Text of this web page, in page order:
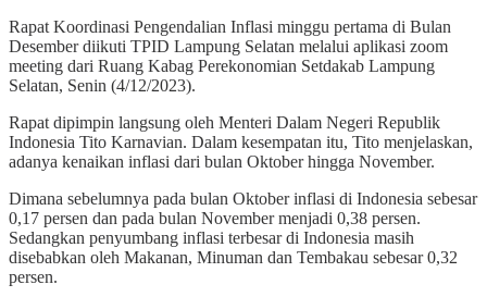
Rapat Koordinasi Pengendalian Inflasi minggu pertama di Bulan
Desember diikuti TPID Lampung Selatan melalui aplikasi zoom
meeting dari Ruang Kabag Perekonomian Setdakab Lampung
Selatan, Senin (4/12/2023).
Rapat dipimpin langsung oleh Menteri Dalam Negeri Republik
Indonesia Tito Karnavian. Dalam kesempatan itu, Tito menjelaskan,
adanya kenaikan inflasi dari bulan Oktober hingga November.
Dimana sebelumnya pada bulan Oktober inflasi di Indonesia sebesar
0,17 persen dan pada bulan November menjadi 0,38 persen.
Sedangkan penyumbang inflasi terbesar di Indonesia masih
disebabkan oleh Makanan, Minuman dan Tembakau sebesar 0,32
persen.